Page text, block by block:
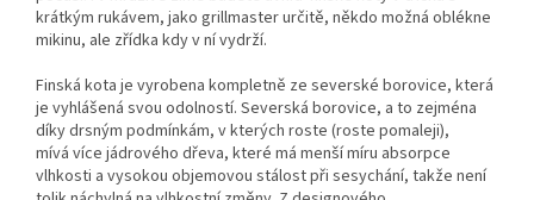
krátkým rukávem, jako grillmaster určitě, někdo možná oblékne
mikinu, ale zřídka kdy v ní vydrží.
Finská kota je vyrobena kompletně ze severské borovice, která
je vyhlášená svou odolností. Severská borovice, a to zejména
díky drsným podmínkám, v kterých roste (roste pomaleji),
mívá více jádrového dřeva, které má menší míru absorpce
vlhkosti a vysokou objemovou stálost při sesychání, takže není